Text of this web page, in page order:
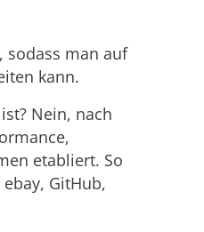
sodass man auf
kann.
Nein, nach
etabliert. So
GitHub,